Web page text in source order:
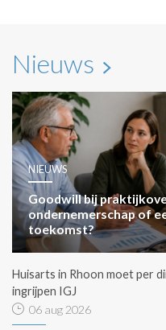
Nieuws
NIEUWS
Goodwill bij
ondernemerschap of
toekomst?
Huisarts in Rhoon moet per
ingrijpen IGJ
06 aug 2026